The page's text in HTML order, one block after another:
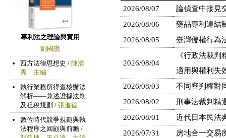
2026/08/07
論偵查中接見
2026/08/06
藥品專利連結
2026/08/05
臺灣侵權行為
2026/08/04
《行政法裁
適用與權利失
2026/08/03
不同審判權對
2026/08/02
刑事法裁判精
2026/08/01
近代日本民法
2026/07/31
房地合一交易